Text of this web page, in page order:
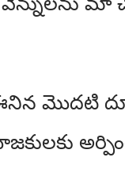
మొదటి